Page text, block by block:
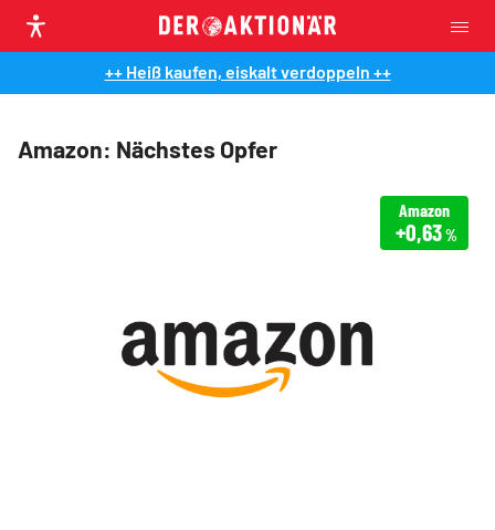
++ Heiß kaufen, eiskalt verdoppeln ++
Amazon: Nächstes Opfer
Amazon
+0,63%